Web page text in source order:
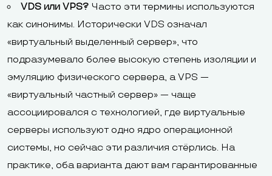
VDS или VPS? Часто эти термины используются
как синонимы. Исторически VDS означал
«виртуальный выделенный сервер», что
подразумевало более высокую степень изоляции и
эмуляцию физического сервера, а VPS —
«виртуальный частный сервер» — чаще
ассоциировался с технологией, где виртуальные
серверы используют одно ядро операционной
системы, но сейчас эти различия стёрлись. На
практике, оба варианта дают вам гарантированные